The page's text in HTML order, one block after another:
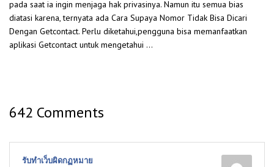
pada saat ia ingin menjaga hak privasinya. Namun itu semua bias
diatasi karena, ternyata ada Cara Supaya Nomor Tidak Bisa Dicari
Dengan Getcontact. Perlu diketahui,pengguna bisa memanfaatkan
aplikasi Getcontact untuk mengetahui …
642 Comments
รับทำเว็บผิดกฏหมาย